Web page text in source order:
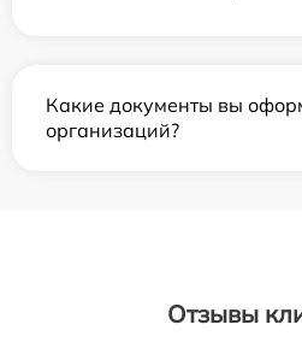
Какие документы вы
организаций?
Отзывы